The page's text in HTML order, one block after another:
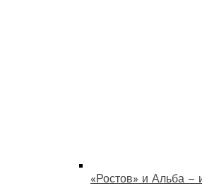
«Ростов» и Альба –